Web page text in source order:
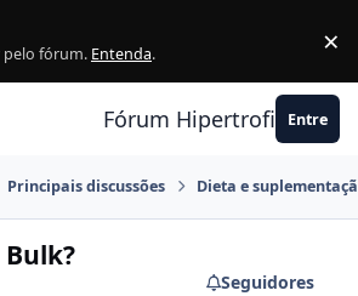
pelo fórum. Entenda. ×
Fórum Hipertrofia.org
Entre
Principais discussões Dieta e
Seguidores